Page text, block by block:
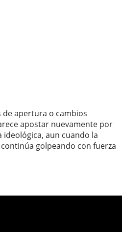
de apertura o cambios
apostar nuevamente por
aun cuando la
golpeando con fuerza